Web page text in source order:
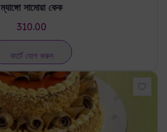
ম্যাঙ্গো সামোয়া কেক
310.00
কার্টে যোগ করুন